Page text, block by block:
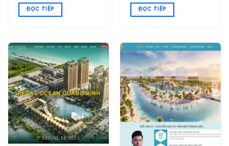
ĐỌC TIẾP ĐỌC TIẾP